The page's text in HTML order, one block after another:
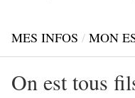
MES INFOS / MON
On est tous